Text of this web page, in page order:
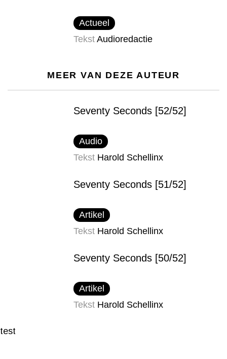
Actueel
Tekst Audioredactie
MEER VAN DEZE AUTEUR
Seventy Seconds [52/52]
Audio
Tekst Harold Schellinx
Seventy Seconds [51/52]
Artikel
Tekst Harold Schellinx
Seventy Seconds [50/52]
Artikel
Tekst Harold Schellinx
test